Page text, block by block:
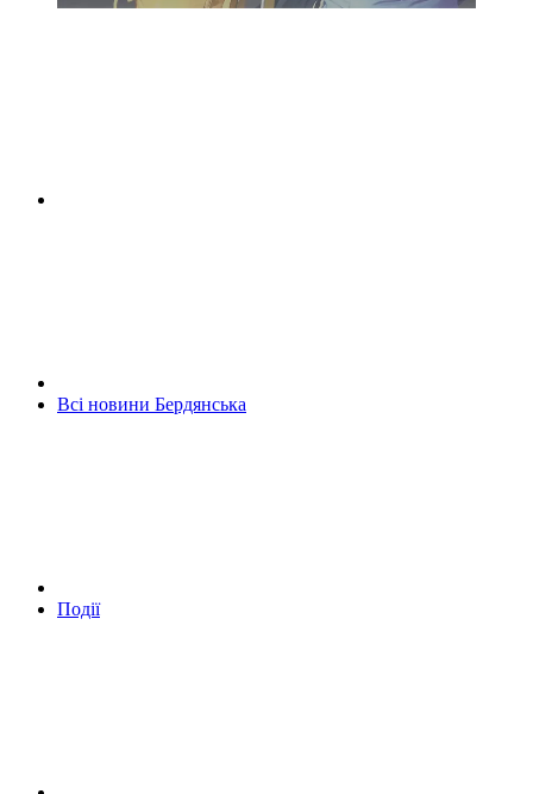
Всі новини Бердянська
Події